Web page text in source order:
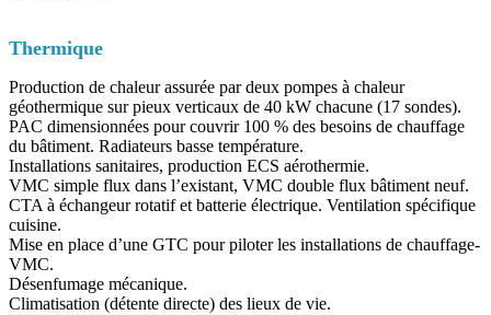
Thermique
Production de chaleur assurée par deux pompes à chaleur
géothermique sur pieux verticaux de 40 kW chacune (17 sondes).
PAC dimensionnées pour couvrir 100 % des besoins de chauffage
du bâtiment. Radiateurs basse température.
Installations sanitaires, production ECS aérothermie.
VMC simple flux dans l’existant, VMC double flux bâtiment neuf.
CTA à échangeur rotatif et batterie électrique. Ventilation spécifique
cuisine.
Mise en place d’une GTC pour piloter les installations de chauffage-
VMC.
Désenfumage mécanique.
Climatisation (détente directe) des lieux de vie.